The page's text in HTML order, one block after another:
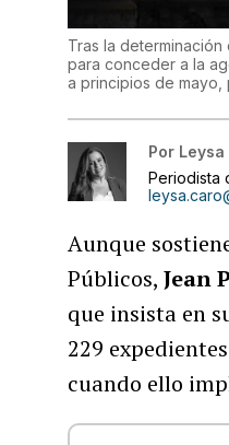
Tras la
para conceder a la
a principios de
Por
Periodista
Aunque
Públicos,Jean
que insista en
229
cuando ello